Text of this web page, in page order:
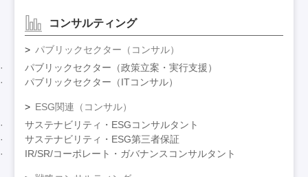
コンサルティング
パブリックセクター（コンサル）
パブリックセクター（政策立案・実行支援）
パブリックセクター（ITコンサル）
ESG関連（コンサル）
サステナビリティ・ESGコンサルタント
サステナビリティ・ESG第三者保証
IR/SR/コーポレート・ガバナンスコンサルタント